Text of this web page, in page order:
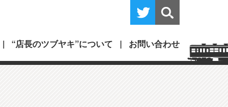
“店長のツブヤキ”について お問い合わせ